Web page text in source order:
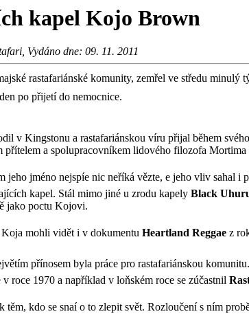
kapel Kojo Brown
Vydáno dne: 09. 11. 2011
rastafariánské komunity, zemřel ve středu minulý
po přijetí do nemocnice.
v Kingstonu a rastafariánskou víru přijal během
přítelem a spolupracovníkem lidového filozofa Mortima
jméno nejspíe nic neříká vězte, e jeho vliv sahal
kapel. Stál mimo jiné u zrodu kapely Black
jako poctu Kojovi.
mohli vidět i v dokumentu Heartland Reggae z
přínosem byla práce pro rastafariánskou
roce 1970 a například v loňském roce se zúčastnil
kdo se snaí o to zlepit svět. Rozloučení s ním